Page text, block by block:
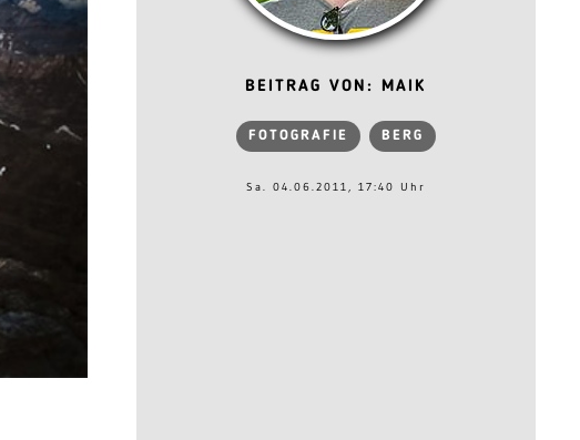
BEITRAG VON: MAIK
FOTOGRAFIE BERG
Sa. 04.06.2011, 17:40 Uhr